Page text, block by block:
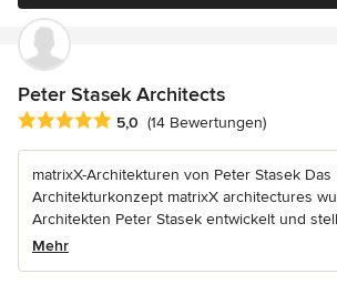
Peter Stasek Architects
Durchschnittliche Bewertung: 5 von 5
5,0 (14 Bewertungen)
matrixX-Architekturen von Peter Stasek Das
Architekturkonzept matrixX architectures
Architekten Peter Stasek entwickelt und
Mehr